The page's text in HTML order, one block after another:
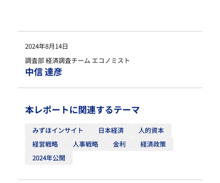
2024年8月14日
調査部 経済調査チーム エコノミスト
中信 達彦
本レポートに関連するテーマ
みずほインサイト 日本経済
人的資本
経営戦略
人事戦略 金利
経済政策
2024年公開